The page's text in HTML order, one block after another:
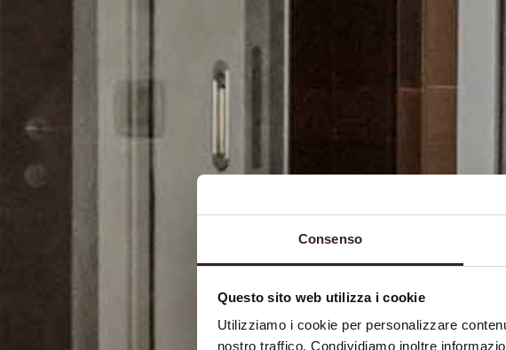
Consenso
Questo sito web utilizza i cookie
Utilizziamo i cookie per personalizzare
nostro traffico. Condividiamo inoltre